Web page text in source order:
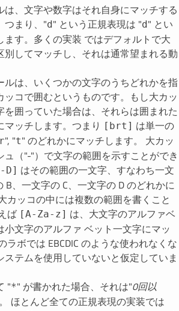
、文字や数字はそれ自身にマッチする
つまり、"d" という正規表現は "d" とい
ます。多くの実装 ではデフォルトで大
してマッチし、それは通常望まれる動
ルは、いくつかの文字のうちどれかを指
コで囲むというものです。もし大カッ
を囲っていた場合は、それらは囲まれた
ッチします。つまり [brt] は単一の
r", "t" のどれかにマッチします。 大カッ
ュ（"-"）で文字の範囲を示すことができ
D] はその範囲の一文字、すなわち一文
B、一文字の C、一文字の D のどれかに
カッコの中には複数の範囲を書くこと
ば [A-Za-z] は、大文字のアルファベ
小文字のアルファ ベット一文字にマッ
ラボでは EBCDIC のような使われなくな
ステムを使用していないと仮定していま
"*" が書かれた場合、それは"0回以
ほとんど全ての正規表現の実装では